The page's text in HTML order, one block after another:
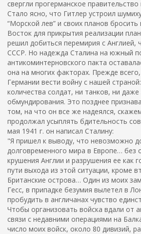
свергли прогерманское
Стало ясно, что Гитлер устроил
“Морской лев” и своих планов
Восток для прикрытия реализации
решил добиться перемирия с Англией,
СССР. Но надежда Сталина на южный
антикоминтерновского пакта
она на многих факторах. Прежде
Германии вести войну с нашей
количества солдат, ни танков, ни даже
обмундирования. Это позднее
том, на что он все же надеялся,
продолжал усыплять бдительность
мая 1941 г. он написал Сталину:
"Я пришел к выводу, что невозможно
долговременного мира в Европе… без
крушения Англии и разрушения ее как
пути выхода из этой ситуации, кроме
Британские острова… Один из моих
Гесс, в припадке безумия вылетел в
пробудить в англичанах чувство
Чтобы организовать войска вдали от
связи с недавними операциями на
число моих войск, около 80 дивизий,